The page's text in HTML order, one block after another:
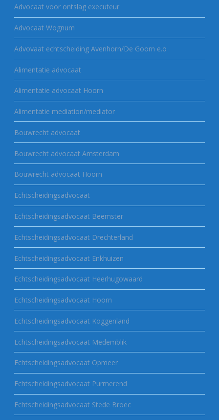
Advocaat voor ontslag executeur
Advocaat Wognum
Advovaat echtscheiding Avenhorn/De Goorn e.o
Alimentatie advocaat
Alimentatie advocaat Hoorn
Alimentatie mediation/mediator
Bouwrecht advocaat
Bouwrecht advocaat Amsterdam
Bouwrecht advocaat Hoorn
Echtscheidingsadvocaat
Echtscheidingsadvocaat Beemster
Echtscheidingsadvocaat Drechterland
Echtscheidingsadvocaat Enkhuizen
Echtscheidingsadvocaat Heerhugowaard
Echtscheidingsadvocaat Hoorn
Echtscheidingsadvocaat Koggenland
Echtscheidingsadvocaat Medemblik
Echtscheidingsadvocaat Opmeer
Echtscheidingsadvocaat Purmerend
Echtscheidingsadvocaat Stede Broec